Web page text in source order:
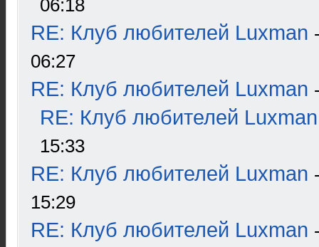
06:18
RE: Клуб любителей Luxman
06:27
RE: Клуб любителей Luxman
RE: Клуб любителей Luxman
15:33
RE: Клуб любителей Luxman
15:29
RE: Клуб любителей Luxman